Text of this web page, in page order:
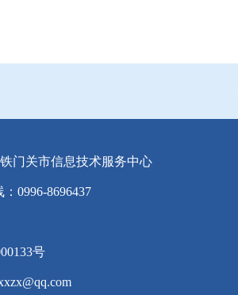
门关市信息技术服务中心
0996-8696437
号